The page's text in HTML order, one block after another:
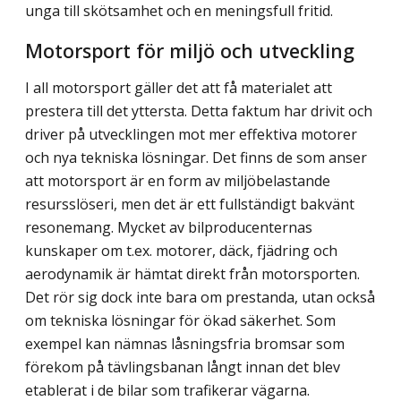
unga till skötsamhet och en meningsfull fritid.
Motorsport för miljö och utveckling
I all motorsport gäller det att få materialet att
prestera till det yttersta. Detta faktum har drivit och
driver på utvecklingen mot mer effektiva motorer
och nya tekniska lösningar. Det finns de som anser
att motorsport är en form av miljöbelastande
resursslöseri, men det är ett fullständigt bakvänt
resonemang. Mycket av bilproducenternas
kunskaper om t.ex. motorer, däck, fjädring och
aerodynamik är hämtat direkt från motorsporten.
Det rör sig dock inte bara om prestanda, utan också
om tekniska lösningar för ökad säkerhet. Som
exempel kan nämnas låsningsfria bromsar som
förekom på tävlingsbanan långt innan det blev
etablerat i de bilar som trafikerar vägarna.